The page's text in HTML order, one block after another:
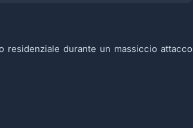
durante un massiccio attacco